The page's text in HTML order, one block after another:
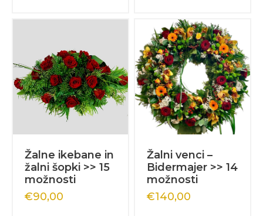
Žalne ikebane in
žalni šopki >> 15
možnosti
€90,00
Žalni venci –
Bidermajer >> 14
možnosti
€140,00